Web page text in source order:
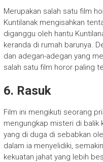
Merupakan salah satu film
Kuntilanak mengisahkan
diganggu oleh hantu
keranda di rumah barunya.
dan adegan-adegan yang
salah satu film horor paling
6. Rasuk
Film ini mengikuti seorang
mengungkap misteri di balik
yang di duga di sebabkan
dalam ia menyelidiki,
kekuatan jahat yang lebih